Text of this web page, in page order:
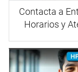
Contacta a
Horarios y